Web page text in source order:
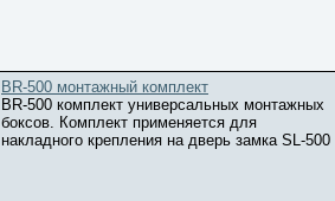
BR-500 монтажный комплект
BR-500 комплект универсальных монтажных
боксов. Комплект применяется для
накладного крепления на дверь замка SL-500